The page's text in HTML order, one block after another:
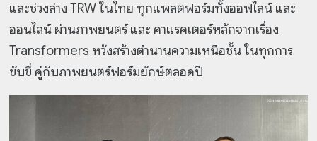
และช่วงล่าง TRW ในไทย ทุกแพลตฟอร์มทั้งออฟไลน์ และ
ออนไลน์ ผ่านภาพยนตร์ และ คาแรคเตอร์หลักจากเรื่อง
Transformers หวังสร้างตำนานความเหนือชั้น ในทุกการ
ขับขี่ คู่กับภาพยนตร์ฟอร์มยักษ์ตลอดปี